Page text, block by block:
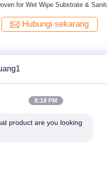
Fabrics Untuk Tisu Basah
Hubungi sekarang
8:18 PM
product are you looking